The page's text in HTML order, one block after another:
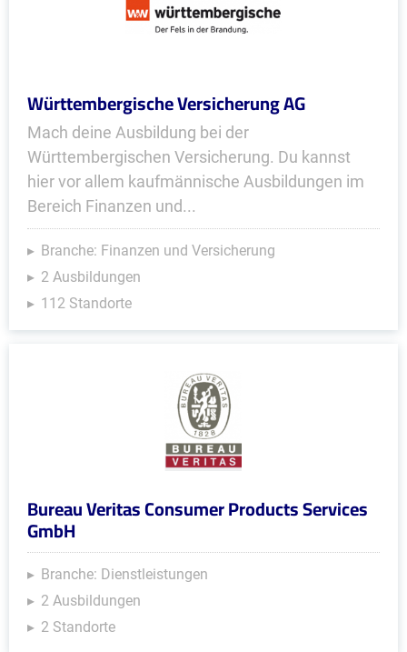
Württembergische Versicherung AG
Mach deine Ausbildung bei der
Württembergischen Versicherung. Du kannst
hier vor allem kaufmännische Ausbildungen im
Bereich Finanzen und...
Branche: Finanzen und Versicherung
2 Ausbildungen
112 Standorte
Bureau Veritas Consumer Products Services
GmbH
Branche: Dienstleistungen
2 Ausbildungen
2 Standorte